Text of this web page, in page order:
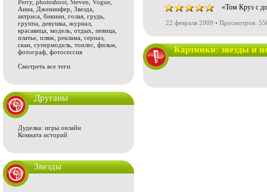
Perry, photoshoot Steven Vogue
Анна
Дженнифер Звезда
актриса бикини голая грудь
группа
девушка журнал
красавица модель отдых певица
платье пляж реклама сериал
скан супермодель топлес фильм
фотограф фотосессия
Смотреть все теги
Друганы
Дуделка: игры онлайн
Комната историй
Звезды
«Том Круз с
22 февраля 2009 • Просмотров:
Картинки: звезды и